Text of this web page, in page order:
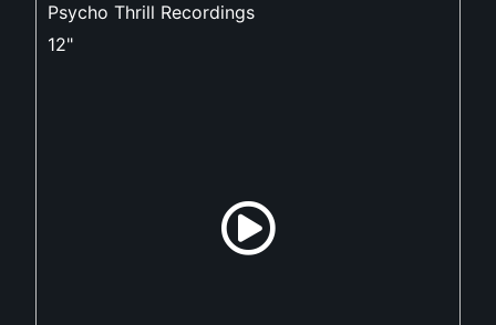
Psycho Thrill Recordings
12"